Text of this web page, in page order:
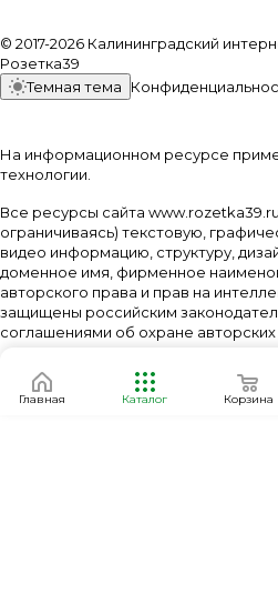
© 2017-2026 Калининградский
Розетка39
Темная тема
На информационном ресурсе
технологии
Все ресурсы сайта
ограничиваясь) текстовую,
видео информацию, структуру,
доменное имя, фирменное
авторского права и прав на
защищены российским
соглашениями об охране авторских
Главная Каталог Корзина